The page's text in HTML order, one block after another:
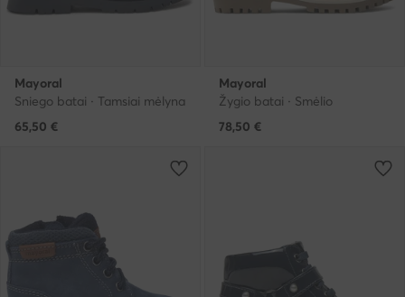
Mayoral
Sniego batai · Tamsiai mėlyna
65,50 €
Mayoral
Žygio batai · Smėlio
78,50 €